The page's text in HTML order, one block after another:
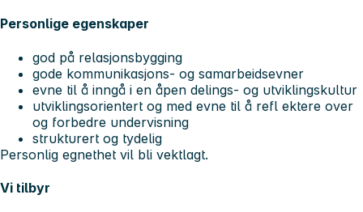
Personlige egenskaper
god på relasjonsbygging
gode kommunikasjons- og samarbeidsevner
evne til å inngå i en åpen delings- og utviklingskultur
utviklingsorientert og med evne til å refl ektere over
og forbedre undervisning
strukturert og tydelig
Personlig egnethet vil bli vektlagt.
Vi tilbyr